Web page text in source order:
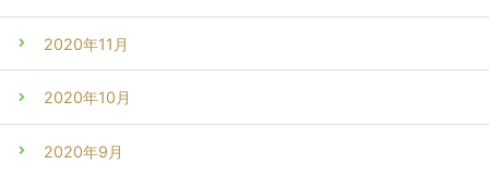
2020年11月
2020年10月
2020年9月